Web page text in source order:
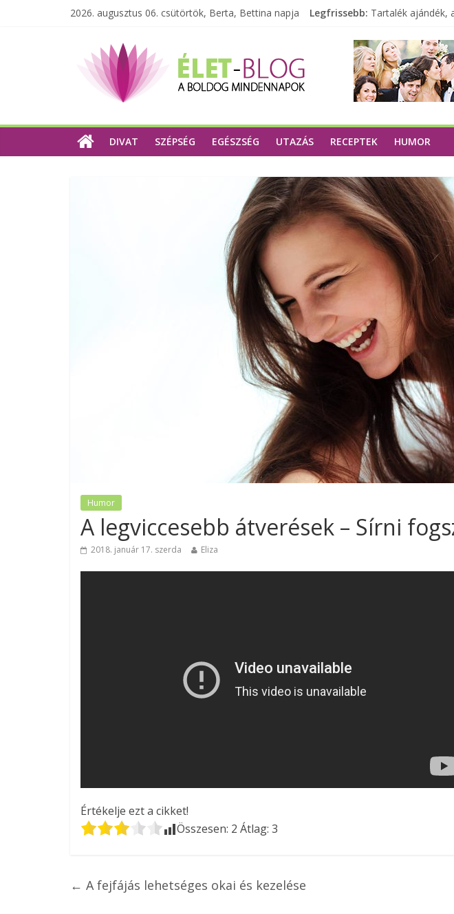
2026. augusztus 06. csütörtök, Berta, Bettina napja Legfrissebb: Tartalék ajándék,
A zöld
Milyen bőröndöt
DIVAT SZÉPSÉG EGÉSZSÉG UTAZÁS RECEPTEK HUMOR
Humor
A legviccesebb átverések – Sírni
2018. január 17. szerda Eliza
Értékelje ezt a cikket!
Összesen: 2 Átlag: 3
← A fejfájás lehetséges okai és kezelése